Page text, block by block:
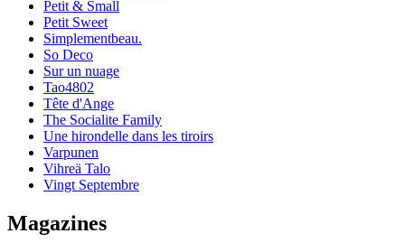
Petit & Small
Petit Sweet
Simplementbeau.
So Deco
Sur un nuage
Tao4802
Tête d'Ange
The Socialite Family
Une hirondelle dans les tiroirs
Varpunen
Vihreä Talo
Vingt Septembre
Magazines